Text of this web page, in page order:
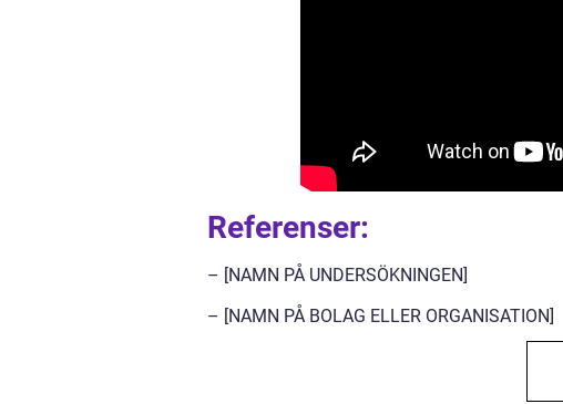
Referenser:
– [NAMN PÅ UNDERSÖKNINGEN]
– [NAMN PÅ BOLAG ELLER ORGANISATION]